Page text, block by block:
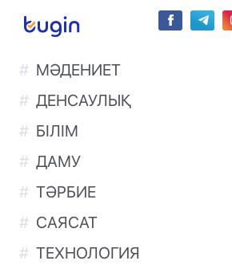
МӘДЕНИЕТ
ДЕНСАУЛЫҚ
БІЛІМ
ДАМУ
ТӘРБИЕ
САЯСАТ
ТЕХНОЛОГИЯ